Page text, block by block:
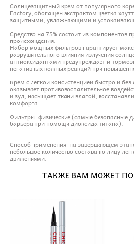
Солнцезащитный крем от популярного
Factory, обогащен экстрактом цветка
защитными, увлажняющими и
Средство на 75% состоит из компонентов
происхождения.
Набор мощных фильтров гарантирует
разрушительного влияния излучения
антиоксидантами предупреждает и
негативных кожных реакций при
Крем с легкой консистенцией быстро и без
оказывает противовоспалительное
и зуд, насыщает ткани влагой,
комфорта.
Фильтры: физические (самые безопасные
барьера при помощи диоксида титана).
Способ применения: на завершающем
небольшое количество состава по лицу
движениями.
ТАКЖЕ ВАМ МОЖЕТ